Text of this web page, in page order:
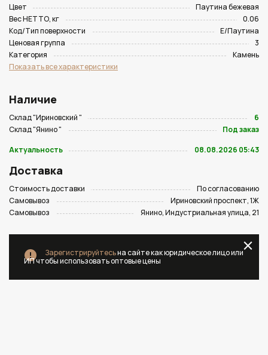
Цвет
Паутина бежевая
Вес НЕТТО, кг
0.06
Код/Тип поверхности
E/Паутина
Ценовая группа
3
Категория
Камень
Показать все характеристики
Наличие
Склад "Ириновский "
6
Склад "Янино "
Под заказ
Актуальность
08.08.2026 05:43
Доставка
Стоимость доставки
По согласованию
Самовывоз
Ириновский проспект, 1Ж
Самовывоз
Янино, Индустриальная улица, 21
Зарегистрируйтесьна сайте как юридическое лицо или
ИП чтобы использовать оптовые цены